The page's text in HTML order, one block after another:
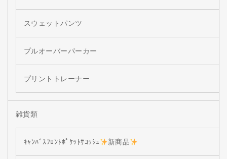
スウェットパンツ
プルオーバーパーカー
プリントトレーナー
雑貨類
ｷｬﾝﾊﾞｽﾌﾛﾝﾄﾎﾟｹｯﾄｻｺｯｼｭ 新商品